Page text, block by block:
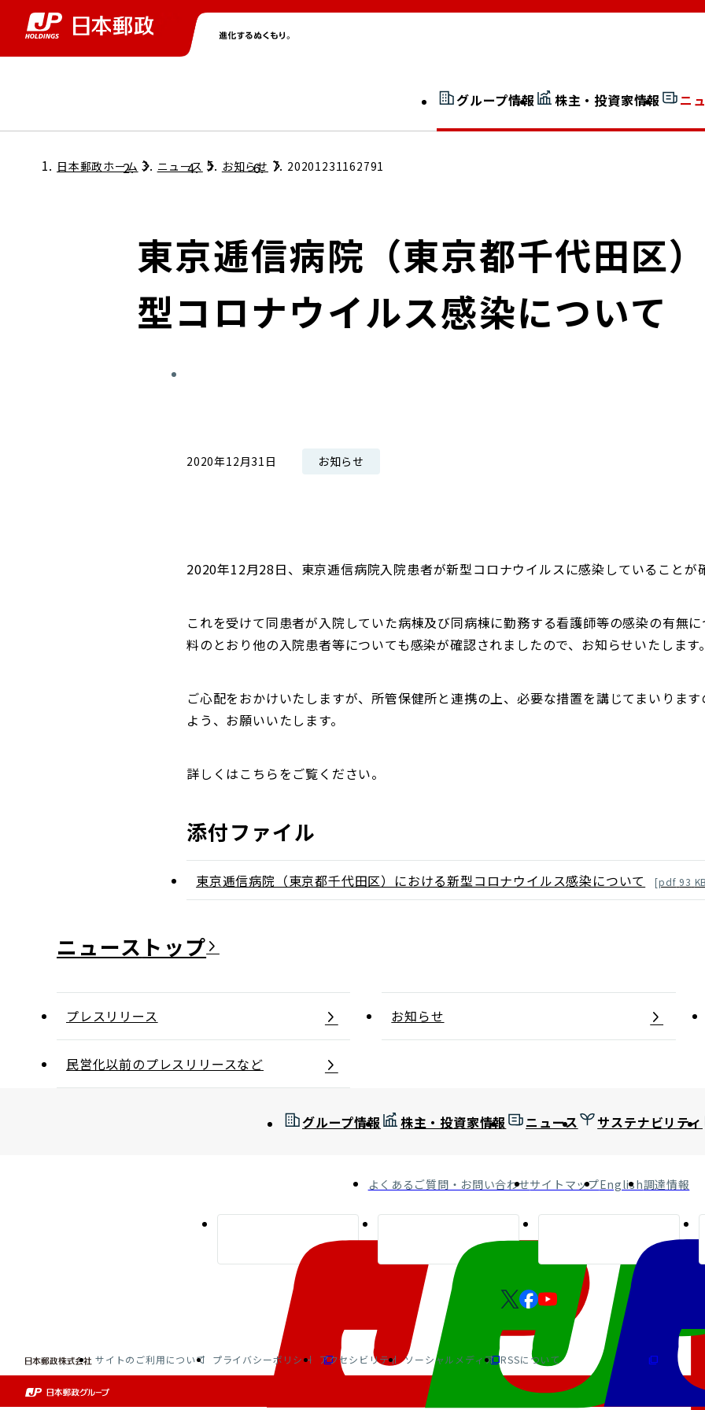
グループ情報
グループ情報トップ 社長室通信
JP 改革実行委員会
広告ギャラリー
株主・投資家情報
株主・投資家情報トップ
個人投資家のみなさまへ
ニ
ニューストップ
サステナビリティトップ
担当役員メッセージ
サステナビリティマネジメント
開示情報検索
採用情報トップ
日本郵政ホーム ニュース お知らせ 20201231162791
東京逓信病院（東京都千代田区
型コロナウイルス感染について
2020年12月31日 お知らせ
2020年12月28日、東京逓信病院入院患者が新型コロナウイルスに感染していることが
これを受けて同患者が入院していた病棟及び同病棟に勤務する看護師等の感染の有無
料のとおり他の入院患者等についても感染が確認されましたので、お知らせいたします。
ご心配をおかけいたしますが、所管保健所と連携の上、必要な措置を講じてまいりま
よう、お願いいたします。
詳しくはこちらをご覧ください。
添付ファイル
東京逓信病院（東京都千代田区）における新型コロナウイルス感染について [pdf 93
ニュース
プレスリリース お知らせ
民営化以前のプレスリリースなど
グループ情報 株主・投資家情報 ニュース サステナビリティ
よくあるご質問・お問い合わせサイトマップEnglish調達情報
サイトのご利用について プライバシーポリシー アクセシビリティ ソーシャルメディア RSSについて